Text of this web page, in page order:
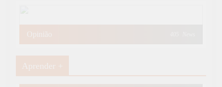
Opinião
Aprender +
Aprender Mais 19 News